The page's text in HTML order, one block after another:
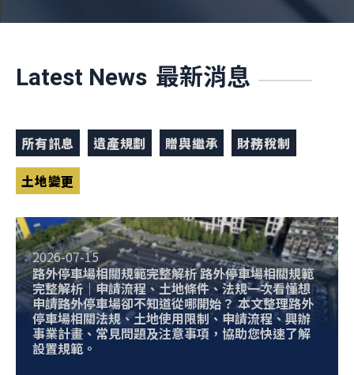
Latest News 最新消息
所有訊息 遺產規劃 贈與繼承 財務稅制
土地變更
2026-07-15
路外停車場相關規範完整解析 路外停車場相關規範
完整解析｜申請流程、土地條件、法規一次看懂想
申請路外停車場卻不知道從哪開始？ 本文整理路外
停車場相關法規、土地使用限制、申請流程、興辦
事業計畫、常見問題及注意事項，協助您快速了解
設置規範。